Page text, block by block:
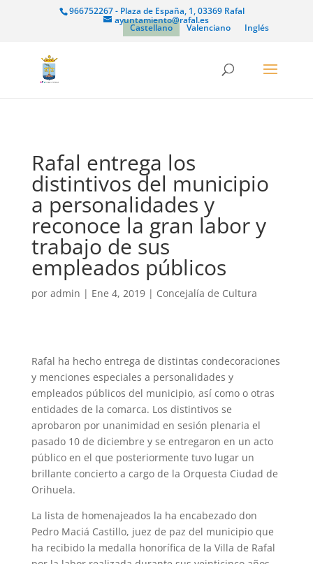
966752267 - Plaza de España, 1, 03369 Rafal
ayuntamiento@rafal.es
Castellano Valenciano Inglés
Rafal entrega los
distintivos del municipio
a personalidades y
reconoce la gran labor y
trabajo de sus
empleados públicos
por admin | Ene 4, 2019| Concejalía de Cultura
Rafal ha hecho entrega de distintas condecoraciones
y menciones especiales a personalidades y
empleados públicos del municipio, así como o otras
entidades de la comarca. Los distintivos se
aprobaron por unanimidad en sesión plenaria el
pasado 10 de diciembre y se entregaron en un acto
público en el que posteriormente tuvo lugar un
brillante concierto a cargo de la Orquesta Ciudad de
Orihuela.
La lista de homenajeados la ha encabezado don
Pedro Maciá Castillo, juez de paz del municipio que
ha recibido la medalla honorífica de la Villa de Rafal